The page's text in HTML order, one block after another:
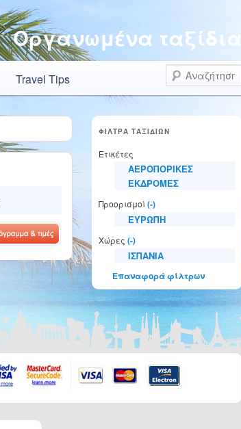
Οργανωμένα ταξίδια
Travel Tips
ΦΙΛΤΡΑ ΤΑΞΙΔΙΩΝ
Ετικέτες
ΑΕΡΟΠΟΡΙΚΕΣ
ΕΚΔΡΟΜΕΣ
Προορισμοί(-)
ΕΥΡΩΠΗ
Χώρες (-)
ΙΣΠΑΝΙΑ
Επαναφορά φίλτρων